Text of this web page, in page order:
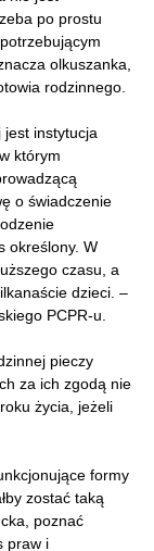
po prostu
olkuszanka,
rodzinnego.
jest instytucja
którym
o świadczenie
określony. W
czasu, a
dzieci. –
PCPR-u.
pieczy
za ich zgodą nie
życia, jeżeli
formy
zostać taką
poznać
praw i